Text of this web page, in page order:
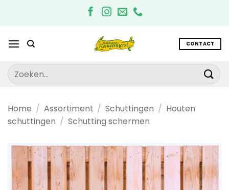
CONTACT
Zoeken
naar:
Home / Assortiment / Schuttingen / Houten
schuttingen / Schutting schermen